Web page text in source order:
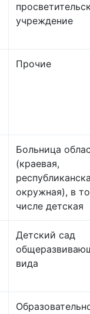
учреждение
Прочие
Больница
(краевая,
окружная), в
числе детская
Детский сад
вида